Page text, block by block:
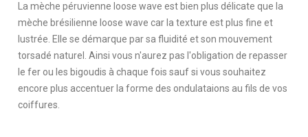
La mèche péruvienne loose wave est bien plus délicate que la
mèche brésilienne loose wave car la texture est plus fine et
lustrée. Elle se démarque par sa fluidité et son mouvement
torsadé naturel. Ainsi vous n'aurez pas l'obligation de repasser
le fer ou les bigoudis à chaque fois sauf si vous souhaitez
encore plus accentuer la forme des ondulataions au fils de vos
coiffures.